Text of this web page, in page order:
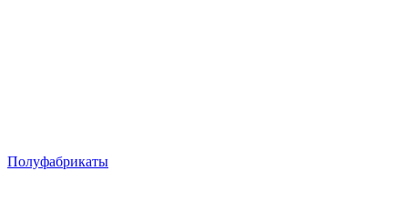
Полуфабрикаты